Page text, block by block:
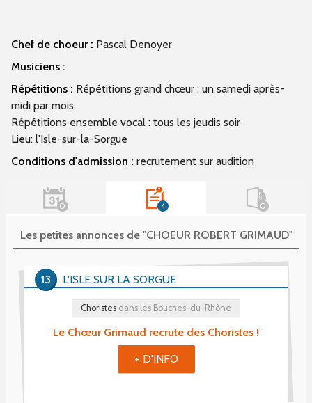
Chef de choeur : Pascal Denoyer
Musiciens :
Répétitions : Répétitions grand chœur : un samedi après-
midi par mois
Répétitions ensemble vocal : tous les jeudis soir
Lieu: l'Isle-sur-la-Sorgue
Conditions d'admission : recrutement sur audition
0 4
Les petites annonces de "CHOEUR ROBERT GRIMAUD"
Le Chœur Grimaud recrute des Choristes !
Choristes dans les Bouches-du-Rhône
L'ISLE SUR LA SORGUE
13
+ D'INFO
0